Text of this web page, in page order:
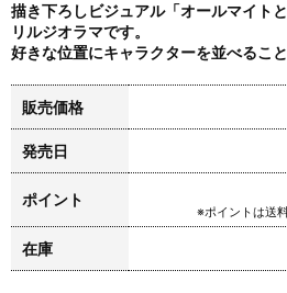
描き下ろしビジュアル「オールマイト
リルジオラマです。
好きな位置にキャラクターを並べるこ
販売価格
発売日
ポイント
※ポイントは送
在庫